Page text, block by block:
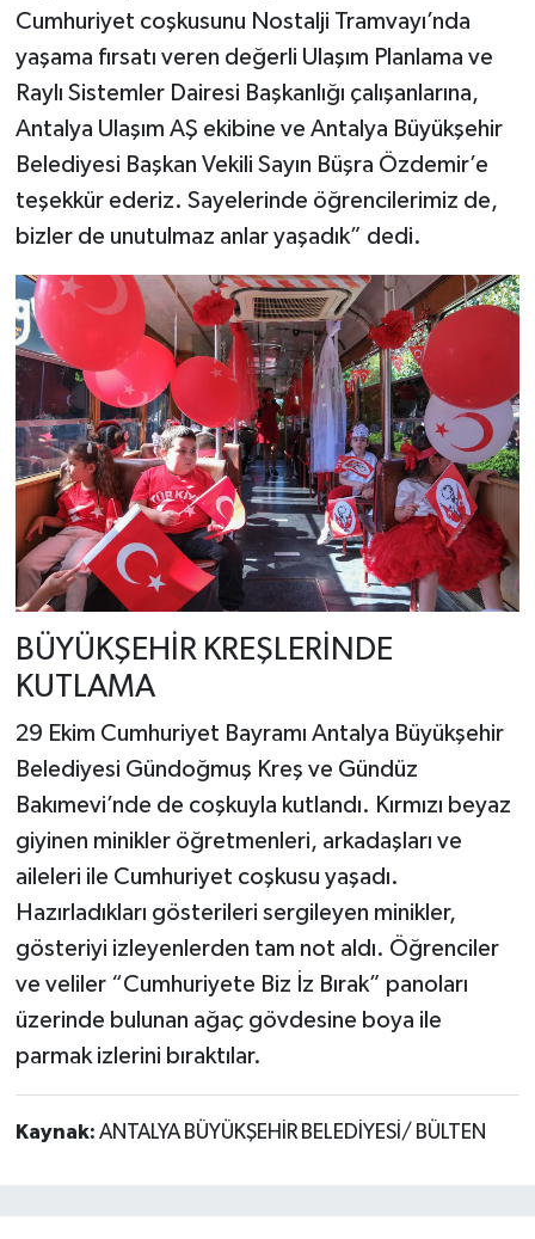
Cumhuriyet coşkusunu Nostalji Tramvayı’nda
yaşama fırsatı veren değerli Ulaşım Planlama ve
Raylı Sistemler Dairesi Başkanlığı çalışanlarına,
Antalya Ulaşım AŞ ekibine ve Antalya Büyükşehir
Belediyesi Başkan Vekili Sayın Büşra Özdemir’e
teşekkür ederiz. Sayelerinde öğrencilerimiz de,
bizler de unutulmaz anlar yaşadık” dedi.
BÜYÜKŞEHİR KREŞLERİNDE
KUTLAMA
29 Ekim Cumhuriyet Bayramı Antalya Büyükşehir
Belediyesi Gündoğmuş Kreş ve Gündüz
Bakımevi’nde de coşkuyla kutlandı. Kırmızı beyaz
giyinen minikler öğretmenleri, arkadaşları ve
aileleri ile Cumhuriyet coşkusu yaşadı.
Hazırladıkları gösterileri sergileyen minikler,
gösteriyi izleyenlerden tam not aldı. Öğrenciler
ve veliler “Cumhuriyete Biz İz Bırak” panoları
üzerinde bulunan ağaç gövdesine boya ile
parmak izlerini bıraktılar.
Kaynak: ANTALYA BÜYÜKŞEHİR BELEDİYESİ/ BÜLTEN